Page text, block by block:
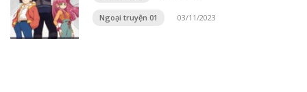
Ngoại truyện 01 03/11/2023